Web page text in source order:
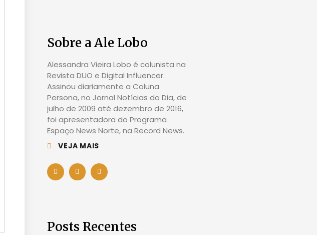
Sobre a Ale Lobo
Alessandra Vieira Lobo é colunista na
Revista DUO e Digital Influencer.
Assinou diariamente a Coluna
Persona, no Jornal Notícias do Dia, de
julho de 2009 até dezembro de 2016,
foi apresentadora do Programa
Espaço News Norte, na Record News.
VEJA MAIS
Posts Recentes